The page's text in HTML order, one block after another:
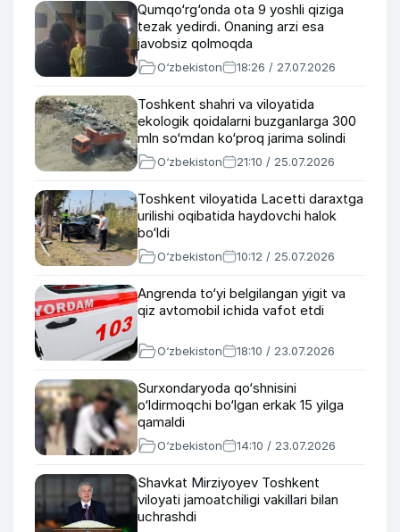
Qumqo‘rg‘onda ota 9 yoshli qiziga
tezak yedirdi. Onaning arzi esa
javobsiz qolmoqda
O‘zbekiston 18:26 / 27.07.2026
Toshkent shahri va viloyatida
ekologik qoidalarni buzganlarga 300
mln so‘mdan ko‘proq jarima solindi
O‘zbekiston 21:10 / 25.07.2026
Toshkent viloyatida Lacetti daraxtga
urilishi oqibatida haydovchi halok
bo‘ldi
O‘zbekiston 10:12 / 25.07.2026
Angrenda to‘yi belgilangan yigit va
qiz avtomobil ichida vafot etdi
O‘zbekiston 18:10 / 23.07.2026
Surxondaryoda qo‘shnisini
o‘ldirmoqchi bo‘lgan erkak 15 yilga
qamaldi
O‘zbekiston 14:10 / 23.07.2026
Shavkat Mirziyoyev Toshkent
viloyati jamoatchiligi vakillari bilan
uchrashdi